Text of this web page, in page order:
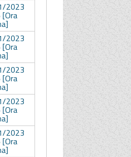
2023
[Ora
2023
[Ora
2023
[Ora
2023
[Ora
2023
[Ora